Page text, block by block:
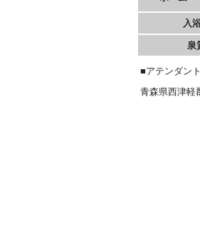
入
泉
■アテンダン
青森県西津軽